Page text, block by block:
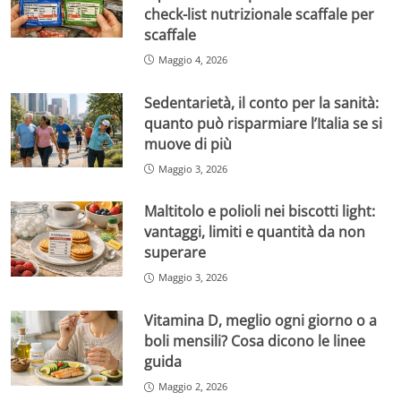
check-list nutrizionale scaffale per
scaffale
Maggio 4, 2026
Sedentarietà, il conto per la sanità:
quanto può risparmiare l’Italia se si
muove di più
Maggio 3, 2026
Maltitolo e polioli nei biscotti light:
vantaggi, limiti e quantità da non
superare
Maggio 3, 2026
Vitamina D, meglio ogni giorno o a
boli mensili? Cosa dicono le linee
guida
Maggio 2, 2026